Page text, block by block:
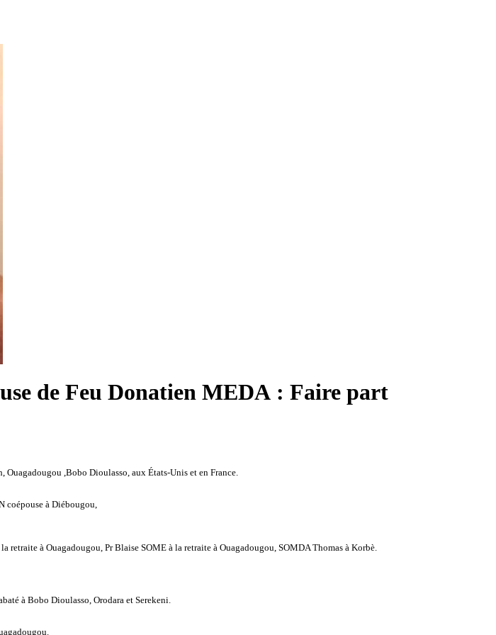
de Feu Donatien MEDA : Faire part
,Bobo Dioulasso, aux États-Unis et en France.
coépouse à Diébougou,
à Ouagadougou, Pr Blaise SOME à la retraite à Ouagadougou, SOMDA Thomas à Korbè.
à Bobo Dioulasso, Orodara et Serekeni.